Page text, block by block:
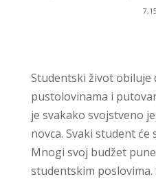
Studentski život obiluje
pustolovinama i
je svakako svojstveno
novca. Svaki student
Mnogi svoj budžet
studentskim poslovima.